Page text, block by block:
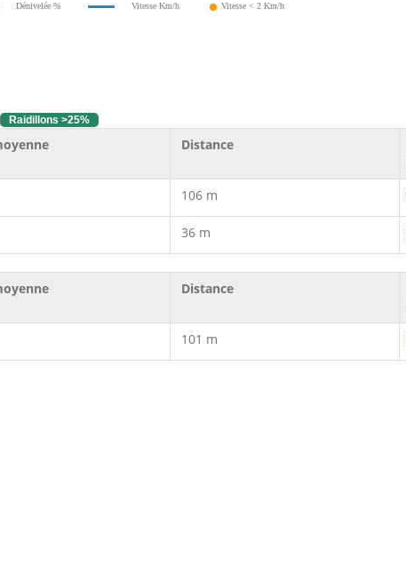
Dénivelée % Vitesse Km/h Vitesse < 2 Km/h
Raidillons >25%
Distance
106 m
36 m
Distance
101 m